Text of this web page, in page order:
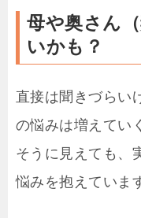
母や奥さん
いかも？
直接は聞きづらい
の悩みは増えてい
そうに見えても、
悩みを抱えていま